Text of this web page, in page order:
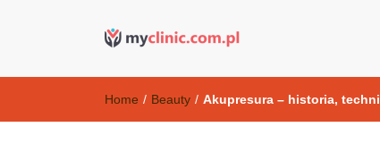
Home / Beauty / Akupresura – historia,